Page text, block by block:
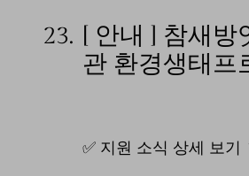
23. [ 안내 ] 참새방
관 환경생태프
✅ 지원 소식 상세 보기